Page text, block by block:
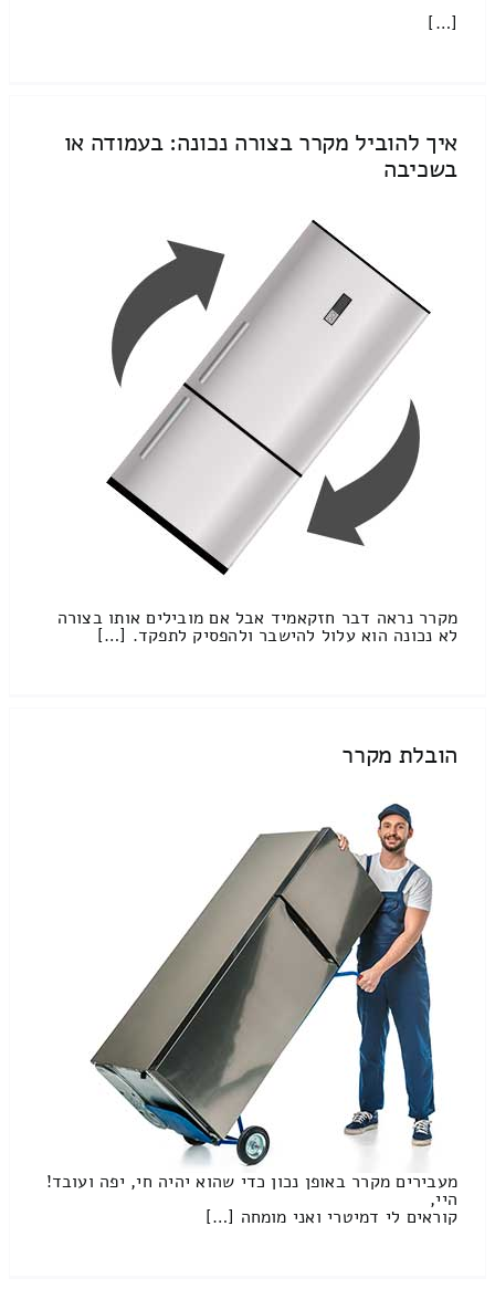
[…]
איך להוביל מקרר בצורה נכונה: בעמודה או
בשכיבה
מקרר נראה דבר חזקאמיד אבל אם מובילים אותו בצורה
לא נכונה הוא עלול להישבר ולהפסיק לתפקד. […]
הובלת מקרר
מעבירים מקרר באופן נכון כדי שהוא יהיה חי, יפה ועובד!
היי,
קוראים לי דמיטרי ואני מומחה […]